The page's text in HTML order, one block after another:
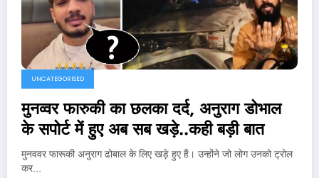
UNCATEGORISED
मुनव्वर फारुकी का छलका दर्द, अनुराग डोभाल
के सपोर्ट में हुए अब सब खड़े..कही बड़ी बात
मुनववर फारूकी अनुराग ढोबाल के लिए खड़े हुए हैं। उन्होंने जो लोग उनको ट्रोल
कर…